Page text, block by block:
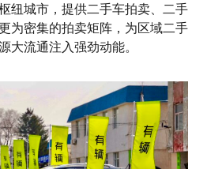
纽城市，提供二手车拍卖、二手
为密集的拍卖矩阵，为区域二手
大流通注入强劲动能。